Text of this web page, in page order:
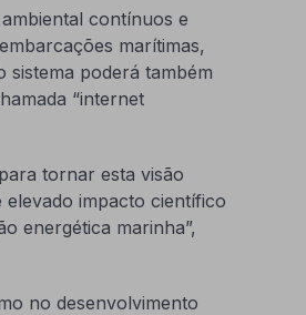
contínuos e
marítimas,
poderá também
“internet
tornar esta visão
impacto científico
energética marinha”,
no desenvolvimento